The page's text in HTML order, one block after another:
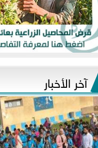
آخر الأخبار